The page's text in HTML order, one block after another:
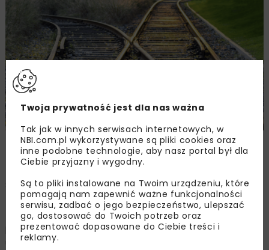
Obraz autorstwa ilovehz na Freepik
Szczecin i Świnoujście to ważny „duet” w polskim
transporcie morskim. Oba miasta to najbardziej na
zachód wysunięte ośrodki w naszym kraju, a ich
położenie nad Bałtykiem i w bezpośrednim sąsiedztwie
ujścia Odry do Zalewu Szczecińskiego, a także granicy z
Twoja prywatność jest dla nas ważna
Tak jak w innych serwisach internetowych, w
NBI.com.pl wykorzystywane są pliki cookies oraz
inne podobne technologie, aby nasz portal był dla
Ciebie przyjazny i wygodny.
Są to pliki instalowane na Twoim urządzeniu, które
pomagają nam zapewnić ważne funkcjonalności
serwisu, zadbać o jego bezpieczeństwo, ulepszać
go, dostosować do Twoich potrzeb oraz
prezentować dopasowane do Ciebie treści i
reklamy.